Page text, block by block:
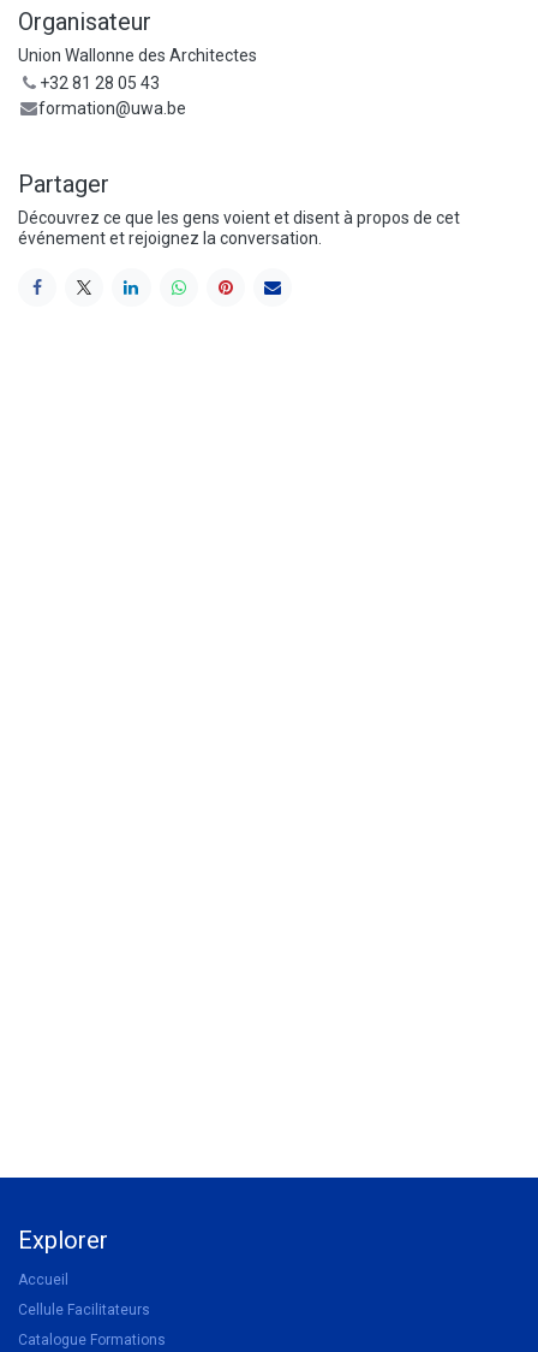
Organisateur
Union Wallonne des Architectes
+32 81 28 05 43
formation@uwa.be
Partager
Découvrez ce que les gens voient et disent à propos de cet
événement et rejoignez la conversation.
Explorer
Accueil
Cellule Facilitateurs
Catalogue Formations